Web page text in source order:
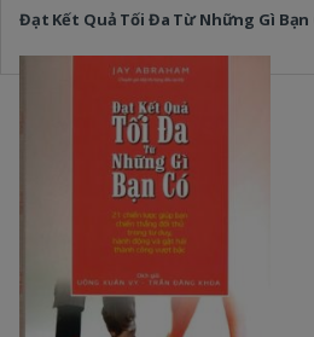
Đạt Kết Quả Tối Đa Từ Những Gì Bạn